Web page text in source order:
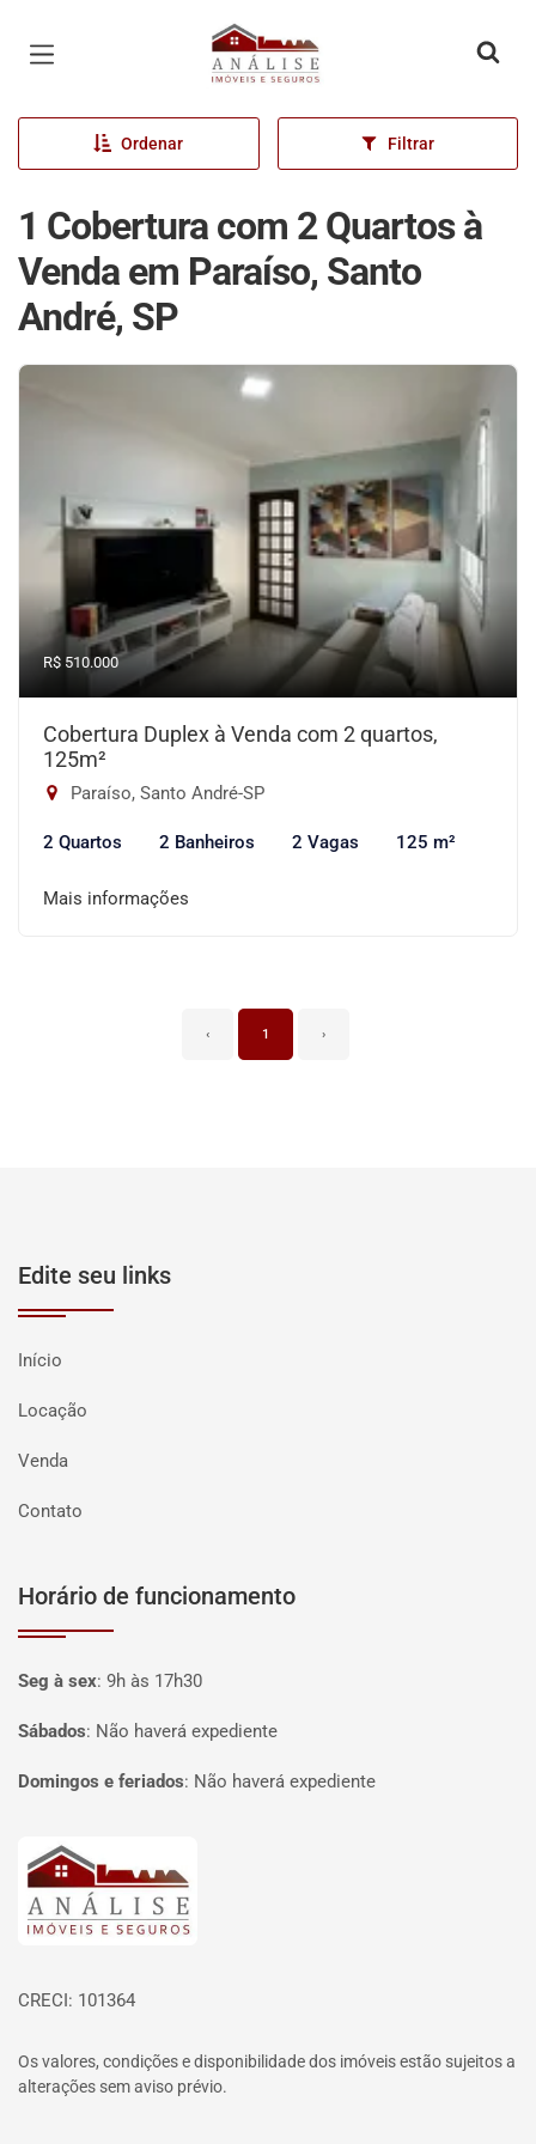
Página inicial
Ordenar Filtrar
1 Cobertura com 2 Quartos à
Venda em Paraíso, Santo
André, SP
R$ 510.000
Cobertura Duplex à Venda com 2 quartos,
125m²
Paraíso, Santo André-SP
2 Quartos 2 Banheiros 2 Vagas 125 m²
Mais informações
‹ 1 ›
Edite seu links
Início
Locação
Venda
Contato
Horário de funcionamento
Seg à sex: 9h às 17h30
Sábados: Não haverá expediente
Domingos e feriados: Não haverá expediente
Página inicial
CRECI: 101364
Os valores, condições e disponibilidade dos imóveis estão sujeitos a
alterações sem aviso prévio.